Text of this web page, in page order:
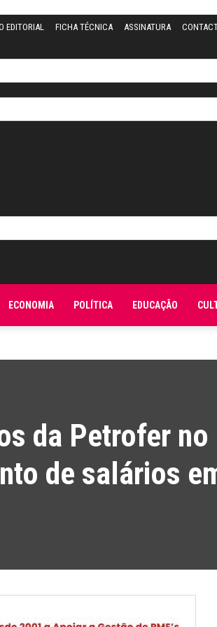
EDITORIAL FICHA TÉCNICA ASSINATURA
ECONOMIA POLÍTICA EDUCAÇÃO
da Petrofer no
de salários